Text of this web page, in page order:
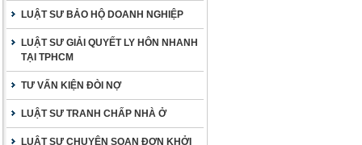
LUẬT SƯ BẢO HỘ DOANH NGHIỆP
LUẬT SƯ GIẢI QUYẾT LY HÔN NHANH
TẠI TPHCM
TƯ VẤN KIỆN ĐÒI NỢ
LUẬT SƯ TRANH CHẤP NHÀ Ở
LUẬT SƯ CHUYÊN SOẠN ĐƠN KHỞI